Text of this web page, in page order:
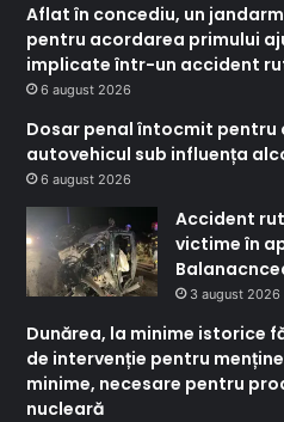
Aflat în concediu, un
pentru acordarea primului
implicate într-un accident
6 august 2026
Dosar penal întocmit pentru
autovehicul sub influența
6 august 2026
Accident
victime în
3 august 2026
Dunărea, la minime istorice
de intervenție pentru
minime, necesare pentru
nucleară